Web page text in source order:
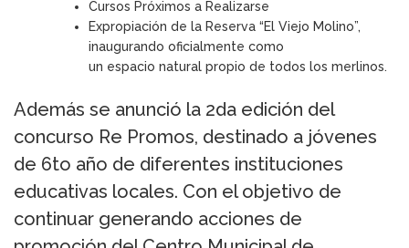
Cursos Próximos a Realizarse
Expropiación de la Reserva “El Viejo Molino”,
inaugurando oficialmente como
un espacio natural propio de todos los merlinos.
Además se anunció la 2da edición del
concurso Re Promos, destinado a jóvenes
de 6to año de diferentes instituciones
educativas locales. Con el objetivo de
continuar generando acciones de